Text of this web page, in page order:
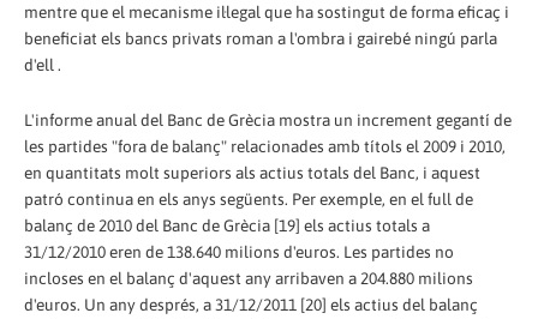
mentre que el mecanisme il·legal que ha sostingut de forma eficaç i
beneficiat els bancs privats roman a l'ombra i gairebé ningú parla
d'ell .
L'informe anual del Banc de Grècia mostra un increment gegantí de
les partides "fora de balanç" relacionades amb títols el 2009 i 2010,
en quantitats molt superiors als actius totals del Banc, i aquest
patró continua en els anys següents. Per exemple, en el full de
balanç de 2010 del Banc de Grècia [19] els actius totals a
31/12/2010 eren de 138.640 milions d'euros. Les partides no
incloses en el balanç d'aquest any arribaven a 204.880 milions
d'euros. Un any després, a 31/12/2011 [20] els actius del balanç